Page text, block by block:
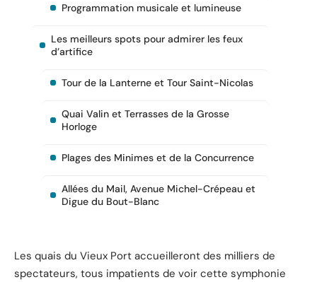
Programmation musicale et lumineuse
Les meilleurs spots pour admirer les feux
d’artifice
Tour de la Lanterne et Tour Saint-Nicolas
Quai Valin et Terrasses de la Grosse
Horloge
Plages des Minimes et de la Concurrence
Allées du Mail, Avenue Michel-Crépeau et
Digue du Bout-Blanc
Les quais du Vieux Port accueilleront des milliers de
spectateurs, tous impatients de voir cette symphonie